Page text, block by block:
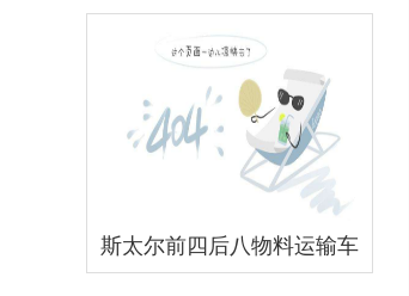
斯太尔前四后八物料运输车